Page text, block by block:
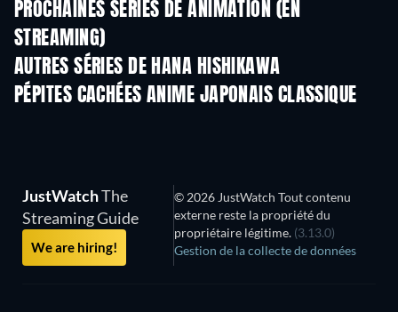
PROCHAINES SÉRIES DE ANIMATION (EN
STREAMING)Saison 16
AUTRES SÉRIES DE HANA HISHIKAWA
Série Série
PÉPITES CACHÉES ANIME JAPONAIS CLASSIQUE
Série Série
JustWatchThe
Streaming Guide
We are hiring!
© 2026 JustWatch Tout contenu
externe reste la propriété du
propriétaire légitime. (3.13.0)
Gestion de la collecte de données